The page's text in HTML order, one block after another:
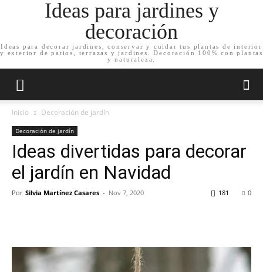
Ideas para jardines y
decoración
Ideas para decorar jardines, conservar y cuidar tus plantas de interior
y exterior de patios, terrazas y jardines. Decoración 100% con plantas
y naturaleza.
Inicio Decoración de jardín
Decoración de jardín
Ideas divertidas para decorar
el jardín en Navidad
Por Silvia Martínez Casares - Nov 7, 2020 0
181